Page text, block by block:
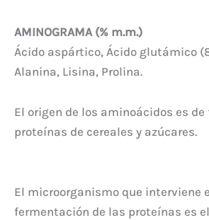
AMINOGRAMA (% m.m.)
Ácido aspártico, Ácido glutámico
Alanina, Lisina, Prolina.
El origen de los aminoácidos es
proteínas de cereales y azúcares.
El microorganismo que interviene
fermentación de las proteínas es